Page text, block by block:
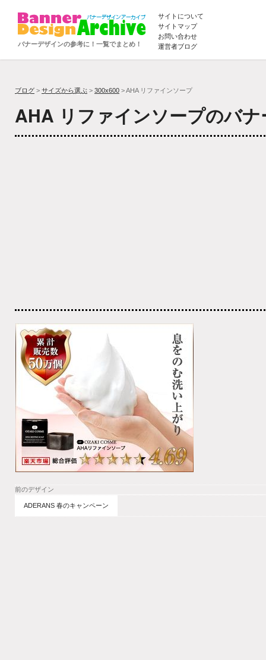
バナーデザインの参考に！一覧でまとめ！
サイトについて
サイトマップ
お問い合わせ
運営者ブログ
ブログ > サイズから選ぶ > 300x600 > AHA リファインソープ
AHA リファインソープのバ
前のデザイン
ADERANS 春のキャンペーン